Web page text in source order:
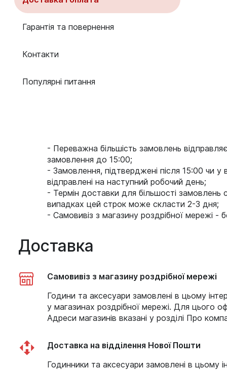
Гарантія та повернення
Контакти
Популярні питання
- Переважна більшість замовлень
замовлення до 15:00;
- Замовлення, підтверджені після 15:00 чи у
відправлені на наступний робочий день;
- Термін доставки для більшості замовлень
випадках цей строк може скласти 2-3 дня;
- Самовивіз з магазину роздрібної мережі -
Доставка
Самовивіз з магазину роздрібної мережі
Години та аксесуари замовлені в цьому
у магазинах роздрібної мережі. Для цього
Адреси магазинів вказані у розділі Про
Доставка на відділення Нової Пошти
Годинники та аксесуари замовлені в цьому